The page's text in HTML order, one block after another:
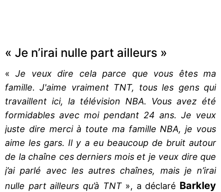
« Je n’irai nulle part ailleurs »
« Je veux dire cela parce que vous êtes ma
famille. J'aime vraiment TNT, tous les gens qui
travaillent ici, la télévision NBA. Vous avez été
formidables avec moi pendant 24 ans. Je veux
juste dire merci à toute ma famille NBA, je vous
aime les gars. Il y a eu beaucoup de bruit autour
de la chaîne ces derniers mois et je veux dire que
j’ai parlé avec les autres chaînes, mais je n’irai
nulle part ailleurs qu’à TNT », a déclaré Barkley